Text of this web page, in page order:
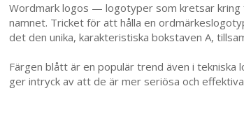
Wordmark logos — logotyper som kretsar
namnet. Tricket för att hålla en
det den unika, karakteristiska bokstaven A,
Färgen blått är en populär trend även i tekniska
ger intryck av att de är mer seriösa och